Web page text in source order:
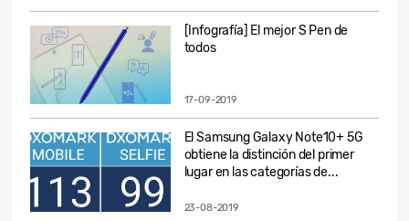
[Infografía] El mejor S Pen de
todos
17-09-2019
El Samsung Galaxy Note10+ 5G
obtiene la distinción del primer
lugar en las categorías de...
23-08-2019